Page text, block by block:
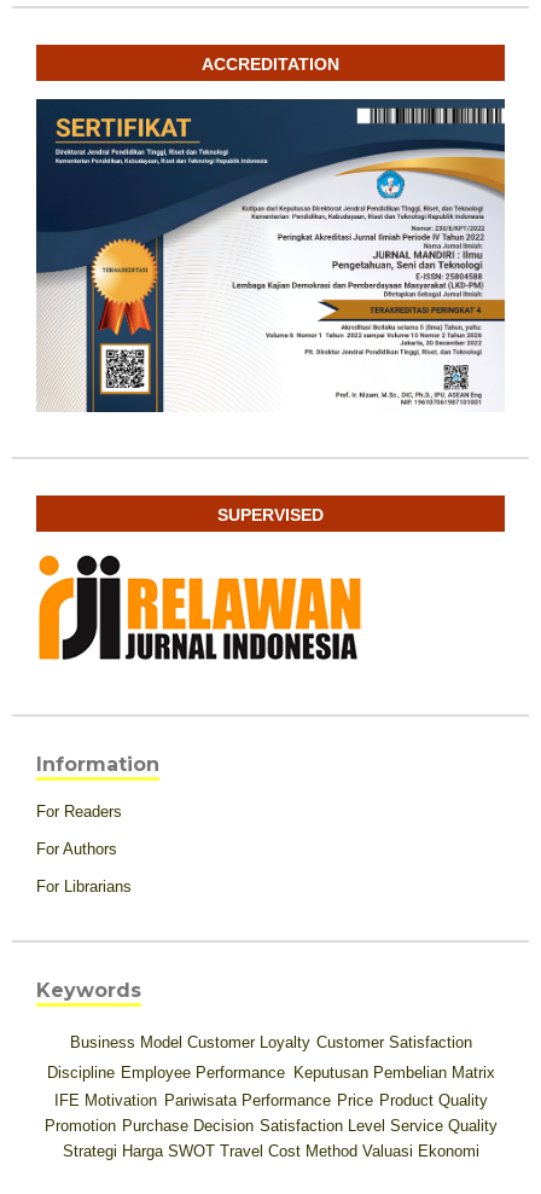
ACCREDITATION
SUPERVISED
Information
For Readers
For Authors
For Librarians
Keywords
Business Model Customer Loyalty Customer Satisfaction
Discipline Employee Performance Keputusan Pembelian Matrix
IFE Motivation Pariwisata Performance Price Product Quality
Promotion Purchase Decision Satisfaction Level Service Quality
Strategi Harga SWOT Travel Cost Method Valuasi Ekonomi